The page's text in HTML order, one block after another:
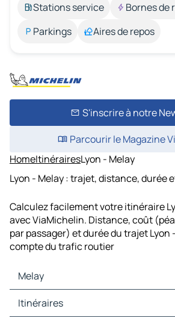
Stations service
Bornes de
Parkings
Aires de repos
S'inscrire à notre
Parcourir le Magazine
HomeItinérairesLyon - Melay
Lyon - Melay : trajet, distance, durée
Calculez facilement votre itinéraire
avec ViaMichelin. Distance, coût
par passager) et durée du trajet Lyon
compte du trafic routier
Melay
Melay Cartes et plans
Melay Trafic
Itinéraires